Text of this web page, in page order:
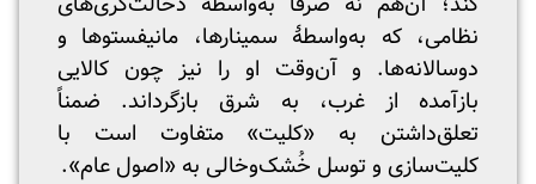
نظامی، که به‌واسطهٔ سمینارها، مانیفستوها و
دوسالانه‌ها. و آن‌وقت او را نیز چون کالایی
بازآمده از غرب، به شرق بازگرداند. ضمناً
تعلق‌داشتن به «کلیت» متفاوت است با
کلیت‌سازی و توسل خُشک‌وخالی به «اصول عام».